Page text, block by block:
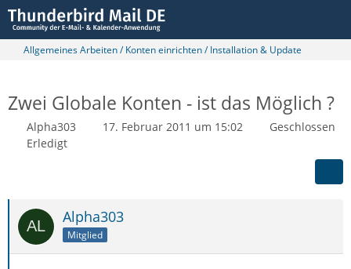
Allgemeines Arbeiten / Konten einrichten / Installation & Update
Zwei Globale Konten - ist das Möglich ?
Alpha303 17. Februar 2011 um 15:02
Geschlossen
Erledigt
Alpha303
Mitglied